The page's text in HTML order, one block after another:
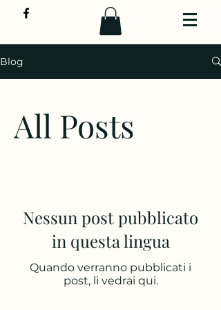
Blog
All Posts
Nessun post pubblicato
in questa lingua
Quando verranno pubblicati i
post, li vedrai qui.